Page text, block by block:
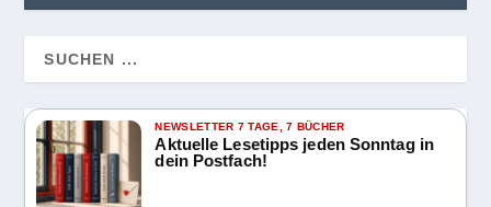
NEWSLETTER 7 TAGE, 7 BÜCHER
Aktuelle Lesetipps jeden Sonntag in
dein Postfach!